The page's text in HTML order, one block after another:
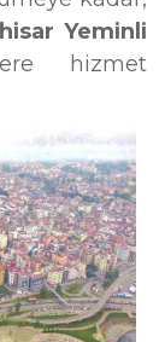
Yeminli
hizmet